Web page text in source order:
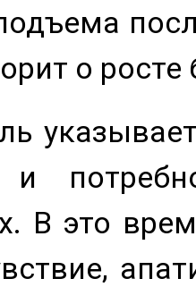
о
и
В это